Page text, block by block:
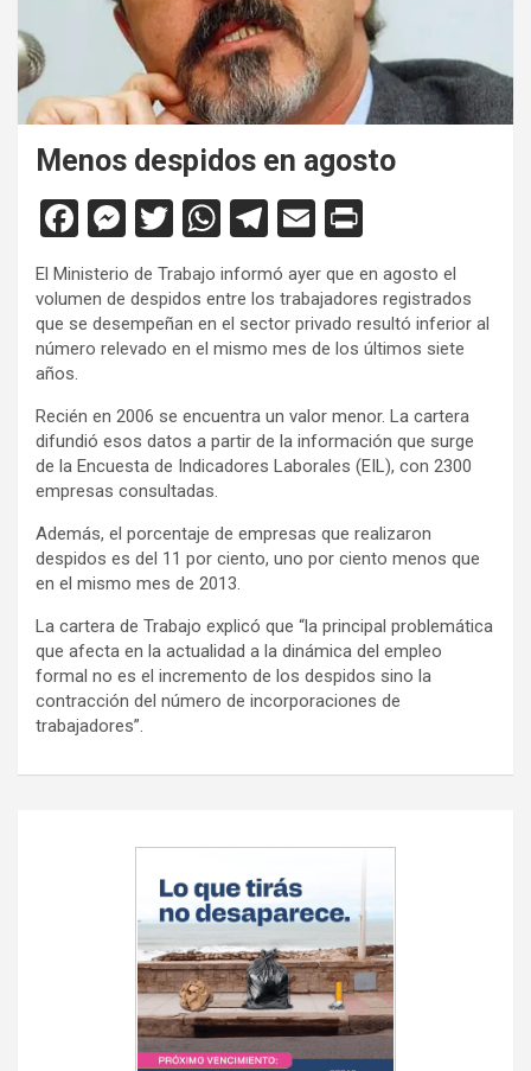
Menos despidos en agosto
F
a
ce
b
o
o
k
M
es
se
n
g
er
T
wi
tt
er
W
h
at
s
A
p
p
T
el
e
gr
a
m
E
ail tF
ri
e
n
dl
y
El Ministerio de Trabajo informó ayer que en agosto el
volumen de despidos entre los trabajadores registrados
que se desempeñan en el sector privado resultó inferior al
número relevado en el mismo mes de los últimos siete
años.
Recién en 2006 se encuentra un valor menor. La cartera
difundió esos datos a partir de la información que surge
de la Encuesta de Indicadores Laborales (EIL), con 2300
empresas consultadas.
Además, el porcentaje de empresas que realizaron
despidos es del 11 por ciento, uno por ciento menos que
en el mismo mes de 2013.
La cartera de Trabajo explicó que “la principal problemática
que afecta en la actualidad a la dinámica del empleo
formal no es el incremento de los despidos sino la
contracción del número de incorporaciones de
trabajadores”.